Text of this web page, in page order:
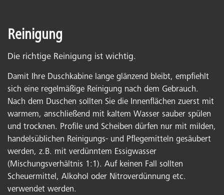
Reinigung
Die richtige Reinigung ist wichtig.
Damit Ihre Duschkabine lange glänzend bleibt, empfiehlt
sich eine regelmäßige Reinigung nach dem Gebrauch.
Nach dem Duschen sollten Sie die Innenflächen zuerst mit
warmem, anschließend mit kaltem Wasser sauber spülen
und trocknen. Profile und Scheiben dürfen nur mit milden,
handelsüblichen Reinigungs- und Pflegemitteln gesäubert
werden, z.B. mit verdünntem Essigwasser
(Mischungsverhältnis 1:1). Auf keinen Fall sollten
Scheuermittel, Alkohol oder Nitroverdünnung etc.
verwendet werden.